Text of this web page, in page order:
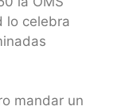
lo celebra
mandar un